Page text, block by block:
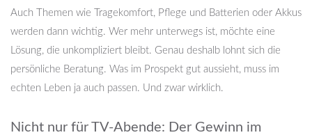
Auch Themen wie Tragekomfort, Pflege und Batterien oder Akkus
werden dann wichtig. Wer mehr unterwegs ist, möchte eine
Lösung, die unkompliziert bleibt. Genau deshalb lohnt sich die
persönliche Beratung. Was im Prospekt gut aussieht, muss im
echten Leben ja auch passen. Und zwar wirklich.
Nicht nur für TV-Abende: Der Gewinn im